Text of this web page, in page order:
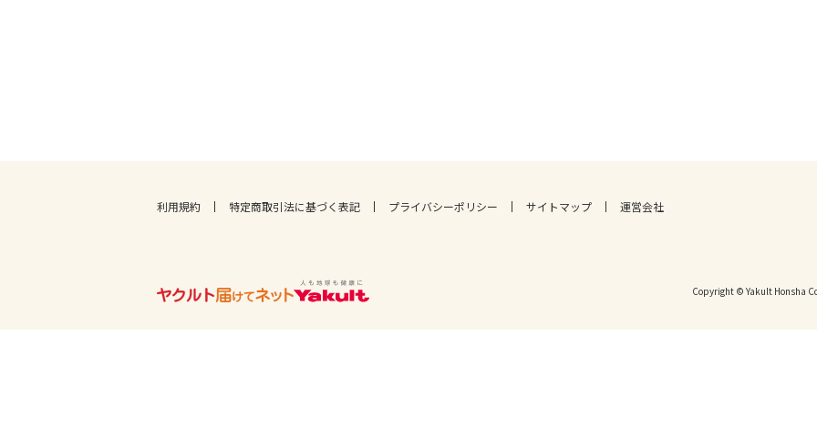
利用規約 特定商取引法に基づく表記 プライバシーポリシー サイトマップ 運営会社
Copyright © Yakult Honsha